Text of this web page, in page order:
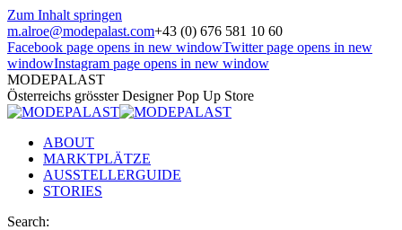
Zum Inhalt springen
m.alroe@modepalast.com+43 (0) 676 581 10 60
Facebook page opens in new windowTwitter page opens in new
windowInstagram page opens in new window
MODEPALAST
Österreichs grösster Designer Pop Up Store
ABOUT
MARKTPLÄTZE
AUSSTELLERGUIDE
STORIES
Search: